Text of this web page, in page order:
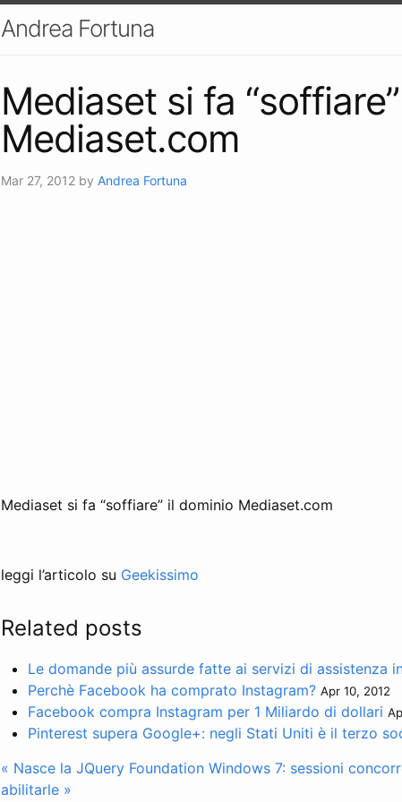
Andrea Fortuna
Mediaset si fa
Mediaset.com
Mar 27, 2012 by Andrea Fortuna
Mediaset si fa “soffiare” il dominio Mediaset.com
leggi l’articolo su Geekissimo
Related posts
Le domande più assurde fatte ai servizi di assistenza
Perchè Facebook ha comprato Instagram? Apr 10, 2012
Facebook compra Instagram per 1 Miliardo di dollari
Pinterest supera Google+: negli Stati Uniti è il terzo
« Nasce la JQuery Foundation Windows 7: sessioni
abilitarle »